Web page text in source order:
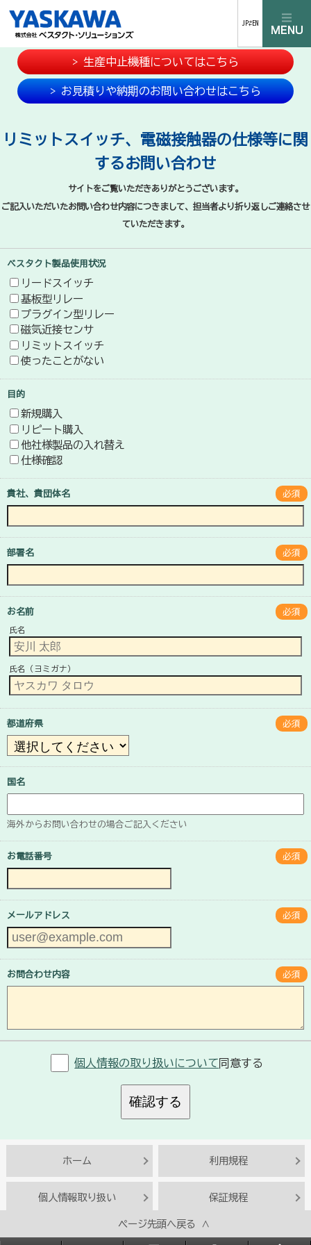
JP⇄EN
> 生産中止機種についてはこちら
> お見積りや納期のお問い合わせはこちら
リミットスイッチ、電磁接触器の仕様等に関
するお問い合わせ
サイトをご覧いただきありがとうございます。
ご記入いただいたお問い合わせ内容につきまして、担当者より折り返しご連絡させ
ていただきます。
ベスタクト製品使用状況
リードスイッチ
基板型リレー
プラグイン型リレー
磁気近接センサ
リミットスイッチ
使ったことがない
目的
新規購入
リピート購入
他社様製品の入れ替え
仕様確認
貴社、貴団体名 必須
部署名 必須
お名前 必須
氏名
氏名（ヨミガナ）
都道府県 必須
国名
海外からお問い合わせの場合ご記入ください
お電話番号 必須
メールアドレス 必須
お問合わせ内容 必須
個人情報の取り扱いについて 同意する
確認する
ページ先頭へ戻る ∧
ホーム 利用規程
個人情報取り扱い 保証規程
Copyright© BESTACT SOLUTIONS INC.